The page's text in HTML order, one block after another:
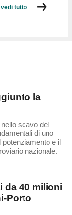
vedi tutto
la
scavo del
di uno
potenziamento e il
nazionale.
da 40 milioni
Porto